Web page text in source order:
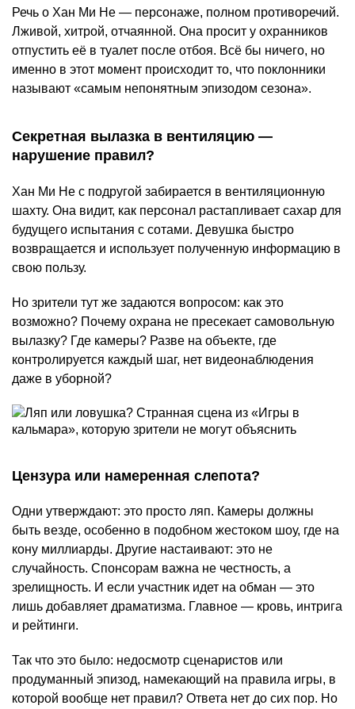
Речь о Хан Ми Не — персонаже, полном противоречий.
Лживой, хитрой, отчаянной. Она просит у охранников
отпустить её в туалет после отбоя. Всё бы ничего, но
именно в этот момент происходит то, что поклонники
называют «самым непонятным эпизодом сезона».
Секретная вылазка в вентиляцию —
нарушение правил?
Хан Ми Не с подругой забирается в вентиляционную
шахту. Она видит, как персонал растапливает сахар для
будущего испытания с сотами. Девушка быстро
возвращается и использует полученную информацию в
свою пользу.
Но зрители тут же задаются вопросом: как это
возможно? Почему охрана не пресекает самовольную
вылазку? Где камеры? Разве на объекте, где
контролируется каждый шаг, нет видеонаблюдения
даже в уборной?
Цензура или намеренная слепота?
Одни утверждают: это просто ляп. Камеры должны
быть везде, особенно в подобном жестоком шоу, где на
кону миллиарды. Другие настаивают: это не
случайность. Спонсорам важна не честность, а
зрелищность. И если участник идет на обман — это
лишь добавляет драматизма. Главное — кровь, интрига
и рейтинги.
Так что это было: недосмотр сценаристов или
продуманный эпизод, намекающий на правила игры, в
которой вообще нет правил? Ответа нет до сих пор. Но